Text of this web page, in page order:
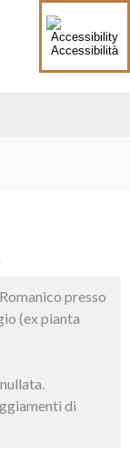
Accessibilità
presso
(ex pianta
di